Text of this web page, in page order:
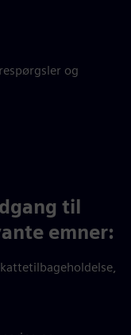
og
til
emner: